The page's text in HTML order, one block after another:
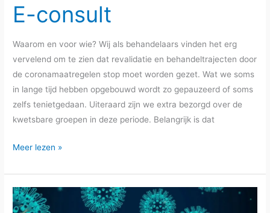
E-consult
Waarom en voor wie? Wij als behandelaars vinden het erg
vervelend om te zien dat revalidatie en behandeltrajecten door
de coronamaatregelen stop moet worden gezet. Wat we soms
in lange tijd hebben opgebouwd wordt zo gepauzeerd of soms
zelfs tenietgedaan. Uiteraard zijn we extra bezorgd over de
kwetsbare groepen in deze periode. Belangrijk is dat
E-
Meer lezen »